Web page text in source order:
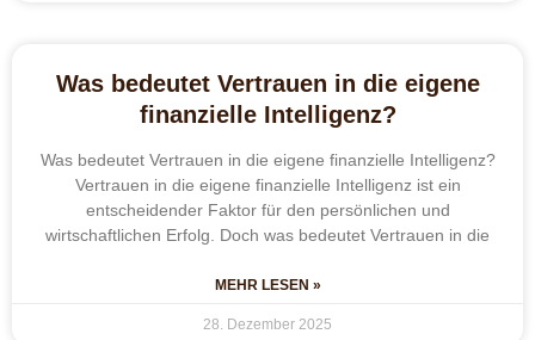
Was bedeutet Vertrauen in die eigene
finanzielle Intelligenz?
Was bedeutet Vertrauen in die eigene finanzielle Intelligenz?
Vertrauen in die eigene finanzielle Intelligenz ist ein
entscheidender Faktor für den persönlichen und
wirtschaftlichen Erfolg. Doch was bedeutet Vertrauen in die
MEHR LESEN »
28. Dezember 2025